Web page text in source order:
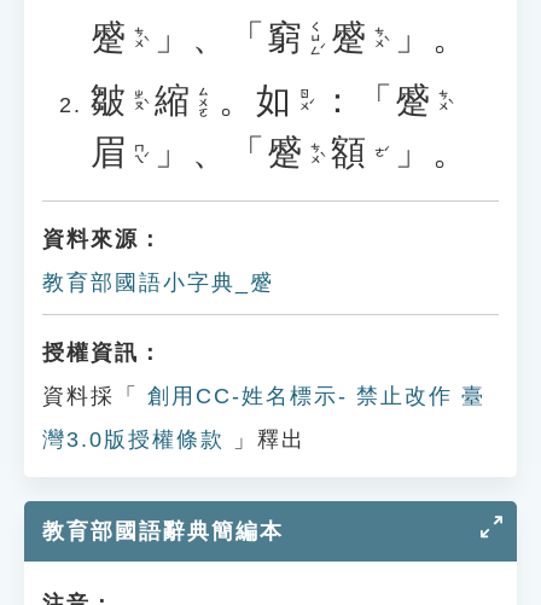
蹙 ㄘㄨˋ 」、「 窮 ㄑㄩㄥˊ 蹙 ㄘㄨˋ
」。
皺 ㄓㄡˋ 縮 ㄙㄨㄛ 。 如 ㄖㄨˊ ：「 蹙 ㄘㄨˋ
眉 ㄇㄟˊ 」、「 蹙 ㄘㄨˋ 額 ㄜˊ 」。
資料來源：
教育部國語小字典_蹙
授權資訊：
資料採「
創用CC-姓名標示- 禁止改作 臺
灣3.0版授權條款
」釋出
教育部國語辭典簡編本